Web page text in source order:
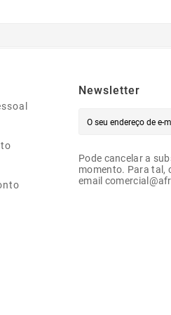
Newsletter
Pode cancelar a
momento. Para tal,
email